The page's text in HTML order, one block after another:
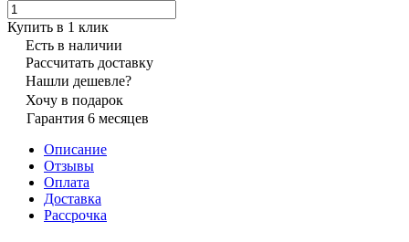
Купить в 1 клик
Есть в наличии
Рассчитать доставку
Нашли дешевле?
Хочу в подарок
Гарантия 6 месяцев
Описание
Отзывы
Оплата
Доставка
Рассрочка